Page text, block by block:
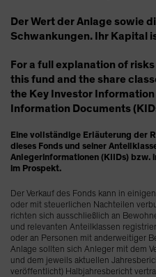
Der Wert der Anlage sowie
Schwankungen. Ihr Kapital
For a full explanation of
this fund and the share
the Key Investor
Information Documents
Eine vollständige Erläuterung der
dieses Fonds und seiner
Anlegerinformationen (KIIDs) bzw.
im Prospekt.
Der Verkauf des Fonds kann in
oder mit steuerlichen Nachteilen
richten sich ausschließlich an
und relevanten Anteilklassen
oder an Personen mit anderweitiger
Anlage sollten sich Anleger mit dem
und dem jeweils aktuellen
veröffentlicht) Halbjahresbericht